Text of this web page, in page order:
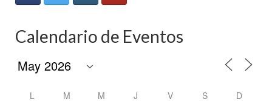
Calendario de Eventos
L M M J V S D